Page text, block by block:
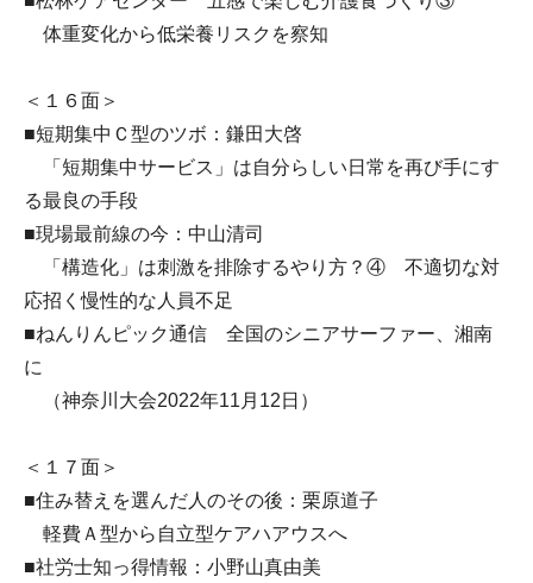
体重変化から低栄養リスクを察知
＜１６面＞
■短期集中Ｃ型のツボ：鎌田大啓
「短期集中サービス」は自分らしい日常を再び手にす
る最良の手段
■現場最前線の今：中山清司
「構造化」は刺激を排除するやり方？④ 不適切な対
応招く慢性的な人員不足
■ねんりんピック通信 全国のシニアサーファー、湘南
に
（神奈川大会2022年11月12日）
＜１７面＞
■住み替えを選んだ人のその後：栗原道子
軽費Ａ型から自立型ケアハアウスへ
■社労士知っ得情報：小野山真由美